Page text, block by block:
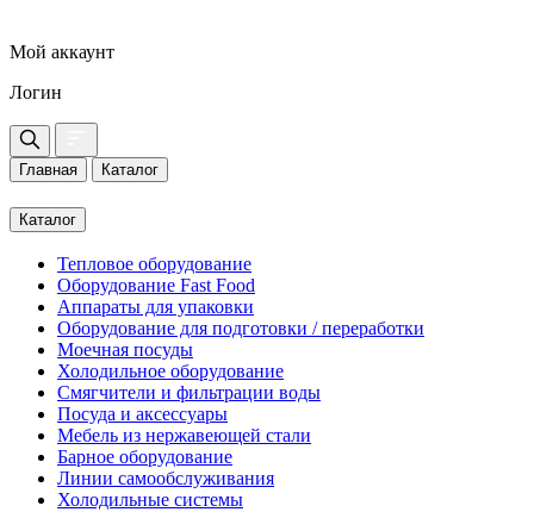
Мой аккаунт
Логин
Главная Каталог
Каталог
Тепловое оборудование
Оборудование Fast Food
Аппараты для упаковки
Оборудование для подготовки / переработки
Моечная посуды
Холодильное оборудование
Смягчители и фильтрации воды
Посуда и аксессуары
Мебель из нержавеющей стали
Барное оборудование
Линии самообслуживания
Холодильные системы